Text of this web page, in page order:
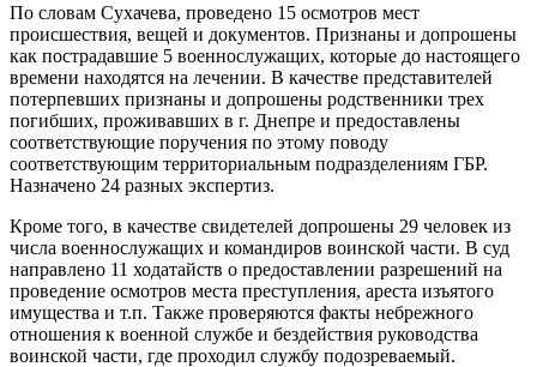
По словам Сухачева, проведено 15 осмотров мест
происшествия, вещей и документов. Признаны и допрошены
как пострадавшие 5 военнослужащих, которые до настоящего
времени находятся на лечении. В качестве представителей
потерпевших признаны и допрошены родственники трех
погибших, проживавших в г. Днепре и предоставлены
соответствующие поручения по этому поводу
соответствующим территориальным подразделениям ГБР.
Назначено 24 разных экспертиз.
Кроме того, в качестве свидетелей допрошены 29 человек из
числа военнослужащих и командиров воинской части. В суд
направлено 11 ходатайств о предоставлении разрешений на
проведение осмотров места преступления, ареста изъятого
имущества и т.п. Также проверяются факты небрежного
отношения к военной службе и бездействия руководства
воинской части, где проходил службу подозреваемый.